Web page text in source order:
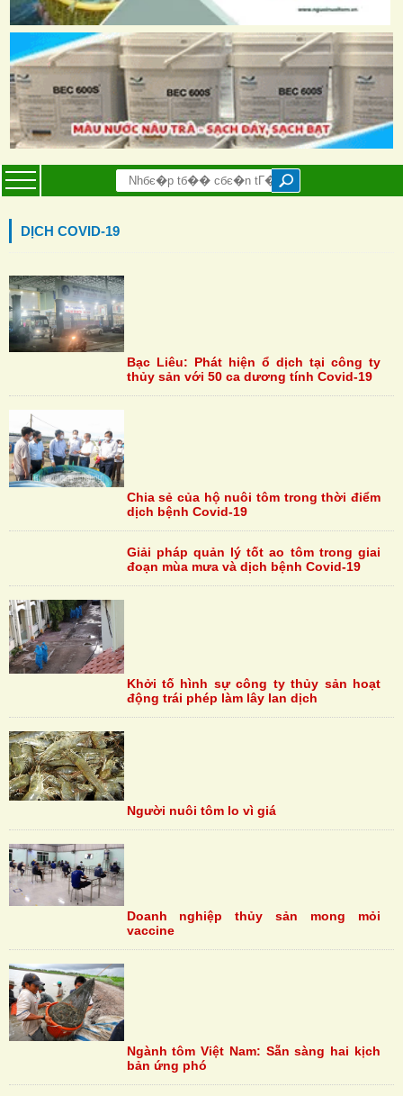
DỊCH COVID-19
Bạc Liêu: Phát hiện ổ dịch tại công ty
thủy sản với 50 ca dương tính Covid-19
Chia sẻ của hộ nuôi tôm trong thời điểm
dịch bệnh Covid-19
Giải pháp quản lý tốt ao tôm trong giai
đoạn mùa mưa và dịch bệnh Covid-19
Khởi tố hình sự công ty thủy sản hoạt
động trái phép làm lây lan dịch
Người nuôi tôm lo vì giá
Doanh nghiệp thủy sản mong mỏi
vaccine
Ngành tôm Việt Nam: Sẵn sàng hai kịch
bản ứng phó